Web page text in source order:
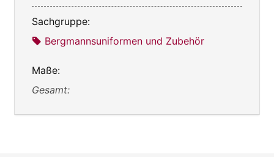
Sachgruppe:
Bergmannsuniformen und Zubehör
Maße:
Gesamt: